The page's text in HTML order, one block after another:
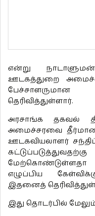
என்று
ஊடகத்துறை
தெரிவித்துள்ளார்.
அரசாங்க தகவல்
அமைச்சரவை
ஊடகவியலாளர்
மேற்கொண்டுள்ளதா
எழுப்பிய
இதனைத்
இது தொடர்பில்